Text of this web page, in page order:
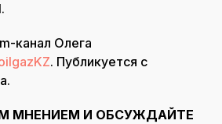
канал Олега
. Публикуется с
МНЕНИЕМ И ОБСУЖДАЙТЕ